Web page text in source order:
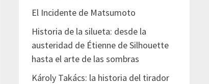
El Incidente de Matsumoto
Historia de la silueta: desde la
austeridad de Étienne de Silhouette
hasta el arte de las sombras
Károly Takács: la historia del tirador